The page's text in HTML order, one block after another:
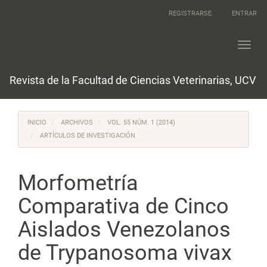
REGISTRARSE ENTRAR
Revista de la Facultad de Ciencias Veterinarias, UCV
INICIO ARCHIVOS
VOL. 55 NÚM. 1 (2014)
ARTÍCULOS DE INVESTIGACIÓN
Morfometría
Comparativa de Cinco
Aislados Venezolanos
de Trypanosoma vivax